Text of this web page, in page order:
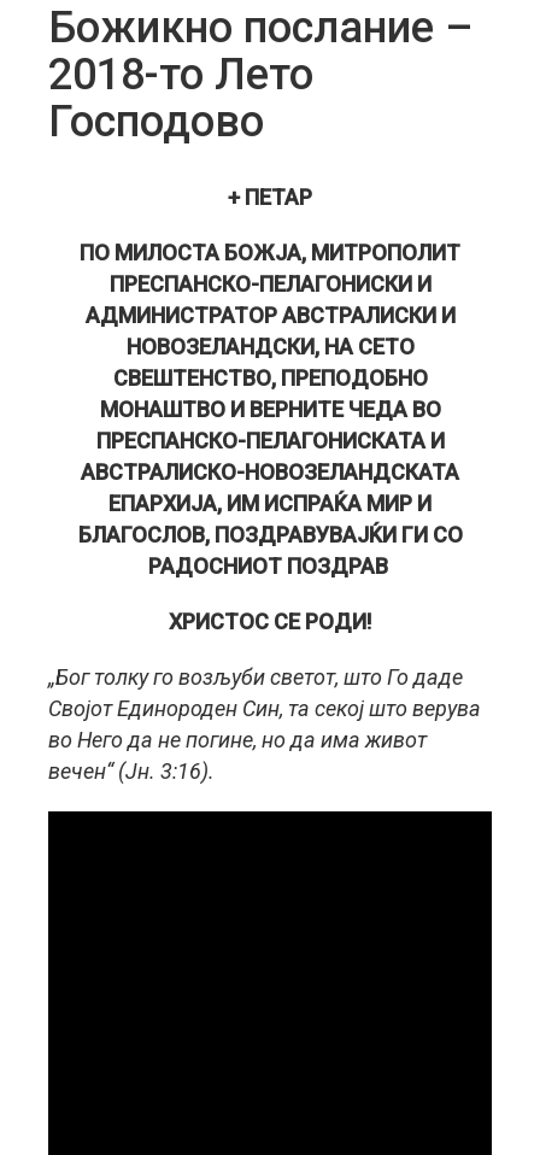
Божикно послание –
2018-то Лето
Господово
+ ПЕТАР
ПО МИЛОСТА БОЖЈА, МИТРОПОЛИТ
ПРЕСПАНСКО-ПЕЛАГОНИСКИ И
АДМИНИСТРАТОР АВСТРАЛИСКИ И
НОВОЗЕЛАНДСКИ, НА СЕТО
СВЕШТЕНСТВО, ПРЕПОДОБНО
МОНАШТВО И ВЕРНИТЕ ЧЕДА ВО
ПРЕСПАНСКО-ПЕЛАГОНИСКАТА И
АВСТРАЛИСКО-НОВОЗЕЛАНДСКАТА
ЕПАРХИЈА, ИМ ИСПРАЌА МИР И
БЛАГОСЛОВ, ПОЗДРАВУВАЈЌИ ГИ СО
РАДОСНИОТ ПОЗДРАВ
ХРИСТОС СЕ РОДИ!
„Бог толку го возљуби светот, што Го даде
Својот Единороден Син, та секој што верува
во Него да не погине, но да има живот
вечен“ (Јн. 3:16).